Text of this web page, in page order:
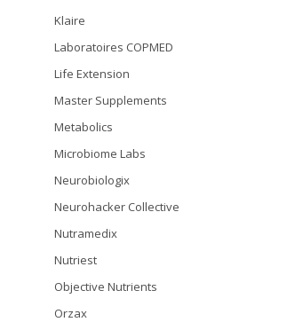
Klaire
Laboratoires COPMED
Life Extension
Master Supplements
Metabolics
Microbiome Labs
Neurobiologix
Neurohacker Collective
Nutramedix
Nutriest
Objective Nutrients
Orzax